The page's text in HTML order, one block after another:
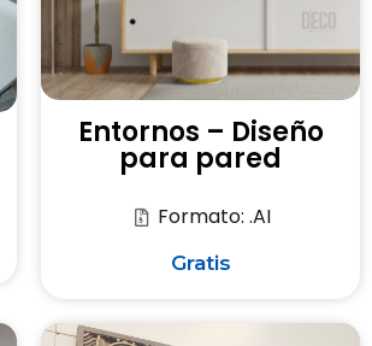
Entornos – Diseño
para pared
Formato: .AI
Gratis